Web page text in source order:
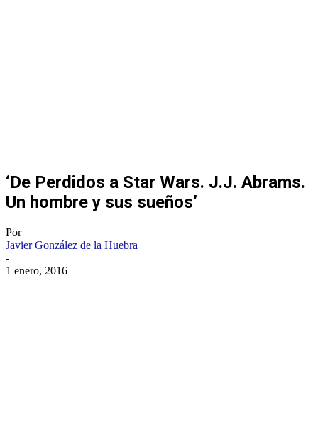
‘De Perdidos a Star Wars. J.J. Abrams.
Un hombre y sus sueños’
Por
Javier González de la Huebra
-
1 enero, 2016